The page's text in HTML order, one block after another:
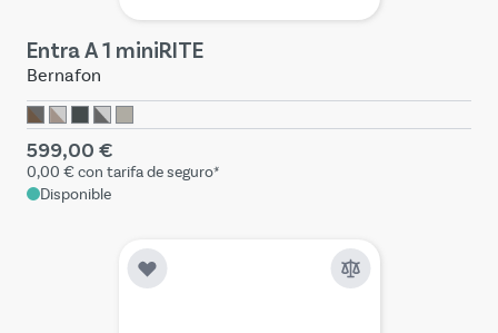
Entra A 1 miniRITE
Bernafon
599,00 €
0,00 €con tarifa de seguro*
Disponible